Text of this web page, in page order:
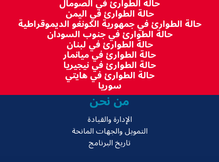
حالة الطوارئ في اليمن
حالة الطوارئ في جمهورية الكونغو الديموقراطية
حالة الطوارئ في جنوب السودان
حالة الطوارئ في لبنان
حالة الطوارئ في ميانمار
حالة الطوارئ في نيجيريا
حالة الطوارئ في هايتي
سوريا
من نحن
الإدارة والقيادة
التمويل والجهات المانحة
تاريخ البرنامج